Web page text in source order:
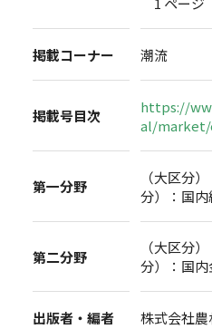
掲載コーナー 潮流
掲載号目次
https://
al/
第一分野
（大区分
分）：国
第二分野
（大区分
分）：国
出版者・編者 株式会社